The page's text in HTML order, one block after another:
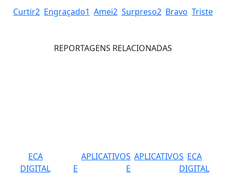
Curtir2 Engraçado1 Amei2 Surpreso2 Bravo Triste
REPORTAGENS RELACIONADAS
ECA
DIGITAL
APLICATIVOS
E
APLICATIVOS
E
ECA
DIGITAL